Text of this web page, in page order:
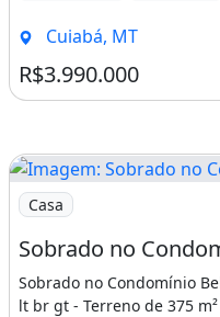
Cuiabá, MT
R$3.990.000
Imagem: Sobrado no
Casa
Sobrado no Condomínio
lt br gt - Terreno de 375